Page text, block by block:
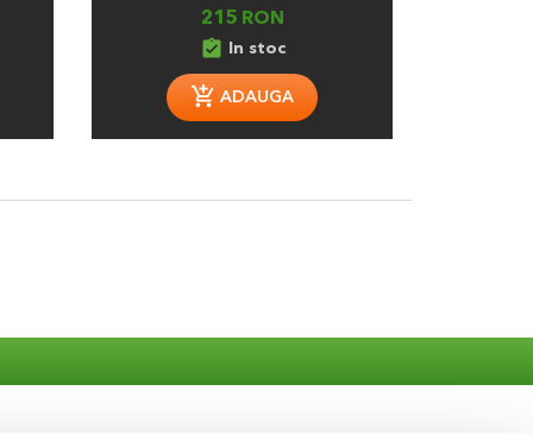
215 RON
assignment_turned_in In stoc
ADAUGA